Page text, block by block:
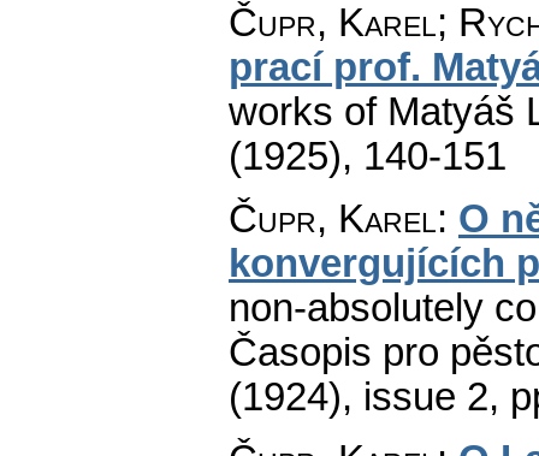
Čupr, Karel;
prací prof.
works of Matyáš
(1925), 140-151
Čupr, Karel: O
konvergujících
non-absolutely
Časopis pro
(1924), issue 2,